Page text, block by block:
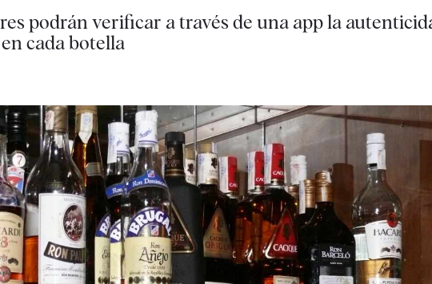
podrán verificar a través de una app la
cada botella